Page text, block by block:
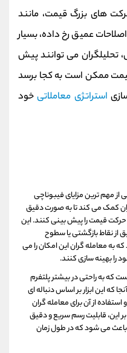
های بزرگ قیمت، مانند
عمیق رخ داده، بسیار
تحلیلگران می‌ توانند پیش‌
ممکن است به کجا برسد
استراتژی‌ معاملاتیخود
از مهم‌ ترین مزایای فیبوناچی
کمک می‌ کند تا به صورت دقیق‌
حرکت قیمت را پیش بینی کنند. این
از نقاط بازگشتی یا سطوح
به معامله‌ گران این امکان را می‌
را بهینه‌ سازی کنند.
که به راحتی در بیشتر پلتفرم‌
که این ابزار بر اساس دنباله‌ ای
استفاده از آن برای معامله‌ گران
این، قابلیت رسم سریع و دقیق
می‌ شود که در طول زمان